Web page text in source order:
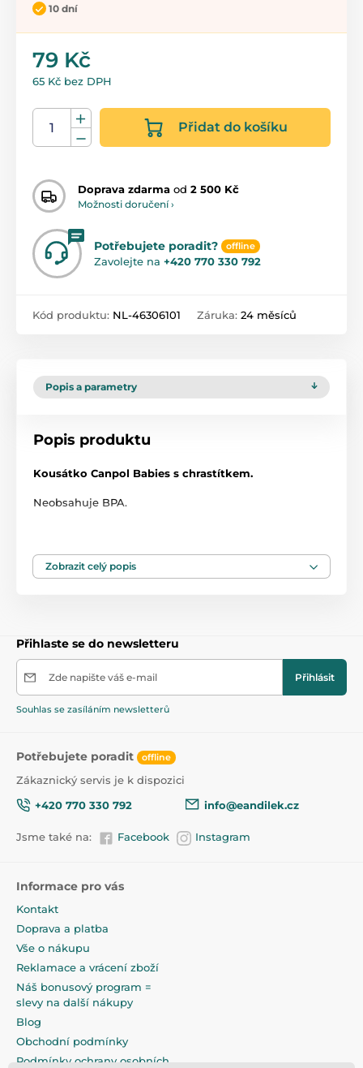
10 dní
79 Kč
65 Kč bez DPH
Přidat do košíku
Doprava zdarma od 2 500 Kč
Možnosti doručení ›
Potřebujete poradit? offline
Zavolejte na +420 770 330 792
Kód produktu: NL-46306101 Záruka: 24 měsíců
Popis a parametry
Popis produktu
Kousátko Canpol Babies s chrastítkem.
Neobsahuje BPA.
Rozměr: 15cm x 4,9cm.
Zobrazit celý popis
Přihlaste se do newsletteru
Zde napište váš e-mail Přihlásit
Souhlas se zasíláním newsletterů
Potřebujete poradit offline
Zákaznický servis je k dispozici
+420 770 330 792
info@eandilek.cz
Jsme také na: Facebook Instagram
Informace pro vás
Kontakt
Doprava a platba
Vše o nákupu
Reklamace a vrácení zboží
Náš bonusový program =
slevy na další nákupy
Blog
Obchodní podmínky
Podmínky ochrany osobních